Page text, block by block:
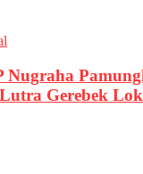
Nugraha
Gerebek